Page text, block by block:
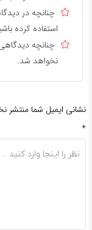
چنانچه در
استفاده کرده
چنانچه
نخواهد شد.
نشانی ایمیل شما منتشر
*